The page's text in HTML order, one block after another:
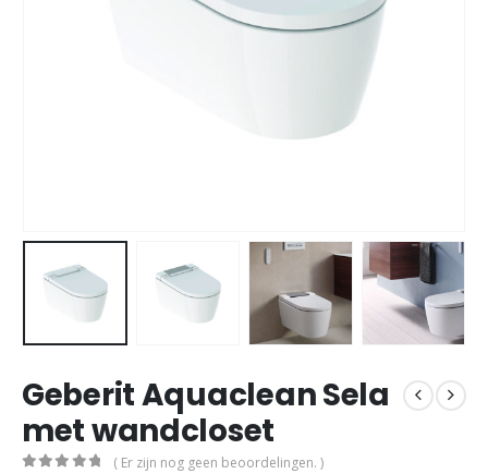
Geberit Aquaclean Sela
met wandcloset
( Er zijn nog geen beoordelingen. )